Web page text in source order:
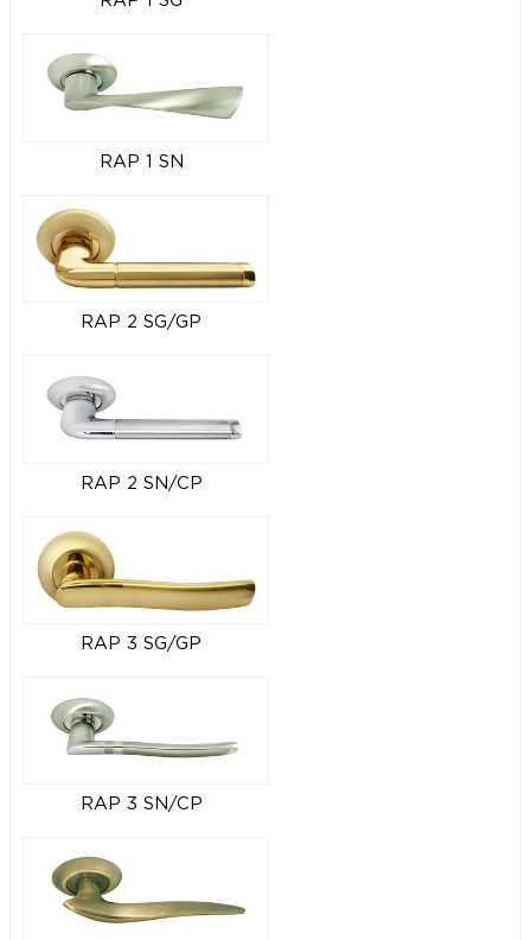
RAP 1 SN
RAP 2 SG/GP
RAP 2 SN/CP
RAP 3 SG/GP
RAP 3 SN/CP